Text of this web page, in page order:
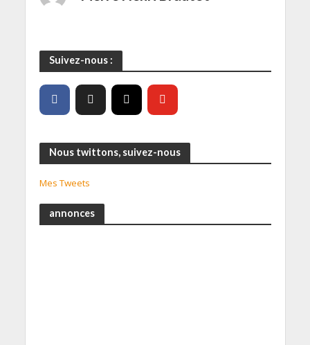
Suivez-nous :
Nous twittons, suivez-nous
Mes Tweets
annonces